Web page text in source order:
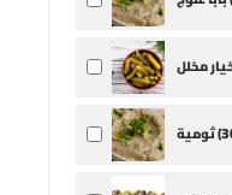
ثومية (